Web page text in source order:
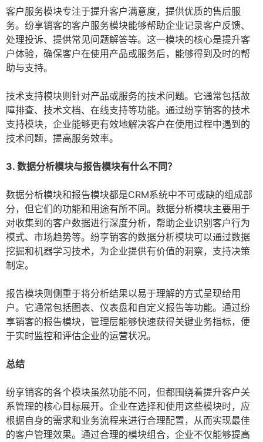
客户服务模块专注于提升客户满意度，提供优质的售后服
务。纷享销客的客户服务模块能够帮助企业记录客户反馈、
处理投诉、提供常见问题解答等。这一模块的核心是提升客
户体验，确保客户在使用产品或服务后，能够得到及时的帮
助与支持。
技术支持模块则针对产品或服务的技术问题。它通常包括故
障排查、技术文档、在线支持等功能。通过纷享销客的技术
支持模块，企业能够更有效地解决客户在使用过程中遇到的
技术问题，提高服务效率。
3. 数据分析模块与报告模块有什么不同？
数据分析模块和报告模块都是CRM系统中不可或缺的组成部
分，但它们的功能和用途有所不同。数据分析模块主要用于
对收集到的客户数据进行深度分析，帮助企业识别客户行为
模式、市场趋势等。纷享销客的数据分析模块可以通过数据
挖掘和机器学习技术，为企业提供有价值的洞察，支持决策
制定。
报告模块则侧重于将分析结果以易于理解的方式呈现给用
户。它通常包括图表、仪表盘和自定义报告等功能。通过纷
享销客的报告模块，管理层能够快速获得关键业务指标，便
于实时监控和评估企业的运营状况。
总结
纷享销客的各个模块虽然功能不同，但都围绕着提升客户关
系管理的核心目标展开。企业在选择和使用这些模块时，应
根据自身的需求和业务流程来进行合理配置，从而实现最佳
的客户管理效果。通过合理的模块组合，企业不仅能够提高